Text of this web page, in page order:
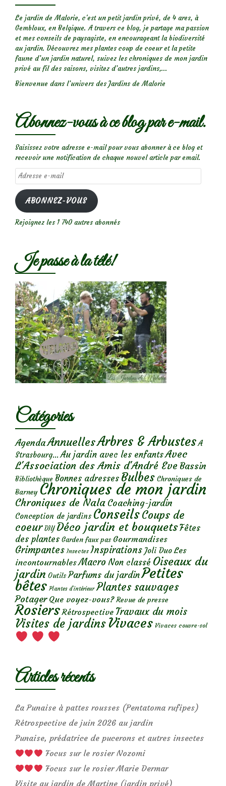
Brod
Le jardin de Malorie, c'est un petit jardin privé, de 4 ares, à
Gembloux, en Belgique. A travers ce blog, je partage ma passion
et mes conseils de paysagiste, en encourageant la biodiversité
au jardin. Découvrez mes plantes coup de coeur et la petite
faune d’un jardin naturel, suivez les chroniques de mon jardin
privé au fil des saisons, visitez d’autres jardins,...
Bienvenue dans l’univers des Jardins de Malorie
Abonnez-vous à ce blog par e-mail.
Saisissez votre adresse e-mail pour vous abonner à ce blog et
recevoir une notification de chaque nouvel article par email.
Adresse
e-
mail
ABONNEZ-VOUS
Rejoignez les 1 740 autres abonnés
Je passe à la télé!
Catégories
AgendaAnnuellesArbres & Arbustes A
Strasbourg... Au jardin avec les enfantsAvec
L'Association des Amis d'André Eve Bassin
Bibliothèque Bonnes adresses Bulbes Chroniques de
Barney Chroniques de mon jardin
Chroniques de Nala Coaching-jardin
Conception de jardins ConseilsCoups de
coeur DIY Déco jardin et bouquetsFêtes
des plantes Garden faux pas Gourmandises
Grimpantes Insectes Inspirations Joli Duo Les
incontournables Macro Non classé Oiseaux du
jardin Outils Parfums du jardinPetites
bêtes Plantes d’intérieur Plantes sauvages
Potager Que voyez-vous? Revue de presse
Rosiers Rétrospective Travaux du mois
Visites de jardins Vivaces Vivaces couvre-sol
Articles récents
La Punaise à pattes rousses (Pentatoma rufipes)
Rétrospective de juin 2026 au jardin
Punaise, prédatrice de pucerons et autres insectes
Focus sur le rosier Nozomi
Focus sur le rosier Marie Dermar
Visite au jardin de Martine (jardin privé)